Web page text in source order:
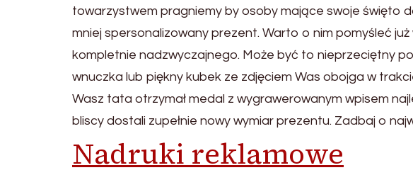
towarzystwem pragniemy by osoby mające swoje święto
mniej spersonalizowany prezent. Warto o nim pomyśleć
kompletnie nadzwyczajnego. Może być to nieprzeciętny
wnuczka lub piękny kubek ze zdjęciem Was obojga w
Wasz tata otrzymał medal z wygrawerowanym wpisem
bliscy dostali zupełnie nowy wymiar prezentu. Zadbaj o
Nadruki reklamowe